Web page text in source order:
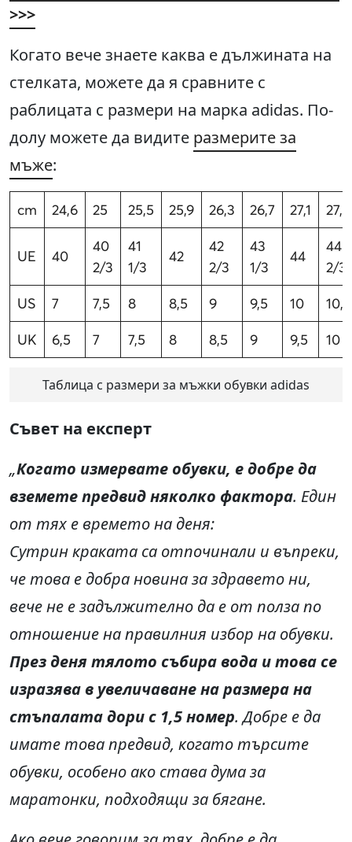
>>>
Когато вече знаете каква е дължината на
стелката, можете да я сравните с
раблицата с размери на марка adidas. По-
долу можете да видите размерите за
мъже:
cm 24,6 25 25,5 25,9 26,3 26,7 27,1 27,6
UE 40
40
2/3
41
1/3
42
42
2/3
43
1/3
44
44
2/3
US
7 7,5 8 8,5 9 9,5 10
10,5
UK
6,5 7 7,5 8 8,5 9 9,5 10
Таблица с размери за мъжки обувки adidas
Съвет на експерт
„Когато измервате обувки, е добре да
вземете предвид няколко фактора. Един
от тях е времето на деня:
Сутрин краката са отпочинали и въпреки,
че това е добра новина за здравето ни,
вече не е задължително да е от полза по
отношение на правилния избор на обувки.
През деня тялото събира вода и това се
изразява в увеличаване на размера на
стъпалата дори с 1,5 номер. Добре е да
имате това предвид, когато търсите
обувки, особено ако става дума за
маратонки, подходящи за бягане.